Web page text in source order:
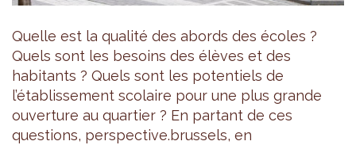
Quelle est la qualité des abords des écoles ?
Quels sont les besoins des élèves et des
habitants ? Quels sont les potentiels de
l’établissement scolaire pour une plus grande
ouverture au quartier ? En partant de ces
questions, perspective.brussels, en